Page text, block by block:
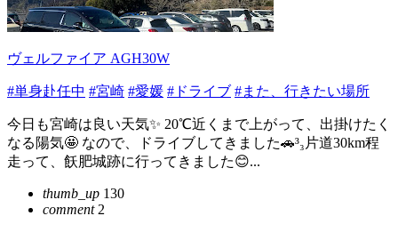
ヴェルファイア AGH30W
#単身赴任中 #宮崎 #愛媛 #ドライブ #また、行きたい場所
今日も宮崎は良い天気✨️ 20℃近くまで上がって、出掛けたく
なる陽気🤩 なので、ドライブしてきました🚗³₃片道30km程
走って、飫肥城跡に行ってきました😊...
thumb_up 130
comment2